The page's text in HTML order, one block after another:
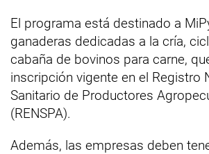
El programa está destinado a
ganaderas dedicadas a la cría,
cabaña de bovinos para carne,
inscripción vigente en el Registro
Sanitario de Productores
(RENSPA).
Además, las empresas deben